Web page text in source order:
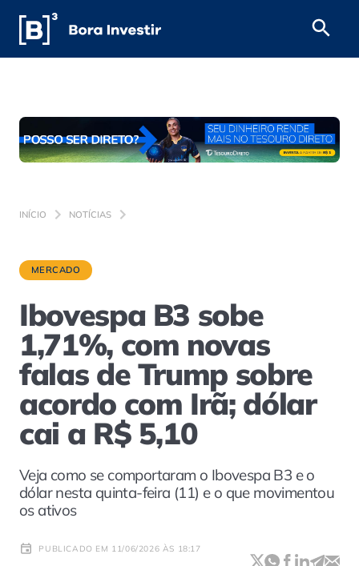
INÍCIO NOTÍCIAS
MERCADO
Ibovespa B3 sobe
1,71%, com novas
falas de Trump sobre
acordo com Irã; dólar
cai a R$ 5,10
Veja como se comportaram o Ibovespa B3 e o
dólar nesta quinta-feira (11) e o que movimentou
os ativos
PUBLICADO EM 11/06/2026 ÀS 18:17